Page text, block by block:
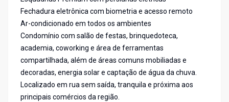
Fechadura eletrônica com biometria e acesso remoto
Ar-condicionado em todos os ambientes
Condomínio com salão de festas, brinquedoteca,
academia, coworking e área de ferramentas
compartilhada, além de áreas comuns mobiliadas e
decoradas, energia solar e captação de água da chuva.
Localizado em rua sem saída, tranquila e próxima aos
principais comércios da região.